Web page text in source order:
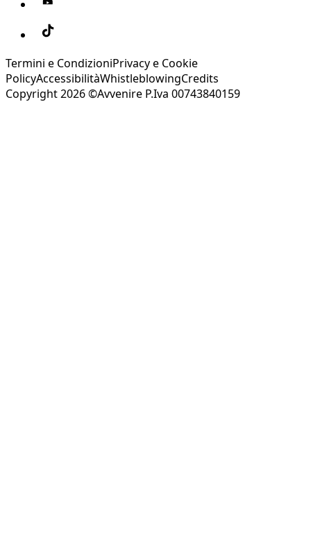
Termini e CondizioniPrivacy e Cookie
PolicyAccessibilitàWhistleblowingCredits
Copyright 2026 ©Avvenire P.Iva 00743840159